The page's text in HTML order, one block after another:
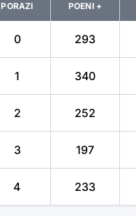
PORAZI POENI +
0 293
1 340
2 252
3 197
4 233